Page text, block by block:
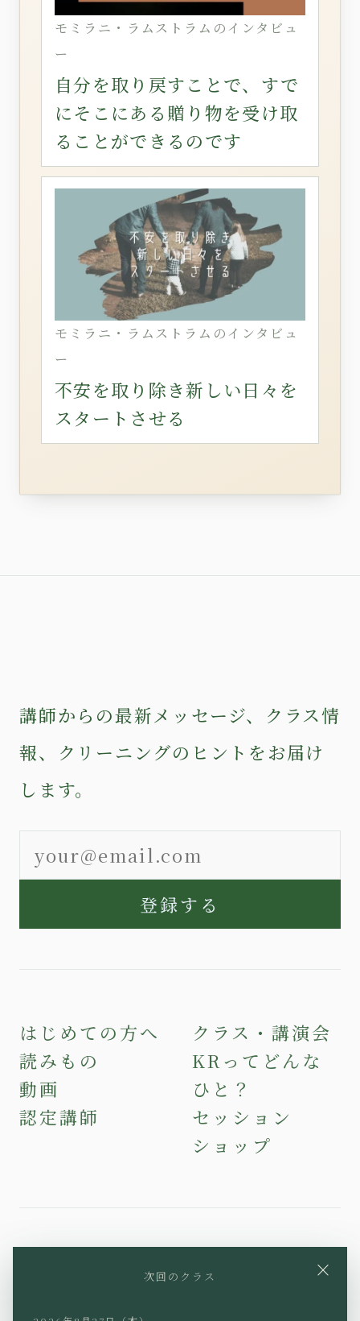
モミラニ・ラムストラムのインタビュ
ー
自分を取り戻すことで、すで
にそこにある贈り物を受け取
ることができるのです
モミラニ・ラムストラムのインタビュ
ー
不安を取り除き新しい日々を
スタートさせる
講師からの最新メッセージ、クラス情
報、クリーニングのヒントをお届け
します。
登録する
はじめての方へ
読みもの
動画
認定講師
クラス・講演会
KRってどんな
ひと？
セッション
ショップ
Facebook
×
次回のクラス